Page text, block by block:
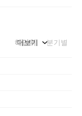
해단위 분기별
더보기